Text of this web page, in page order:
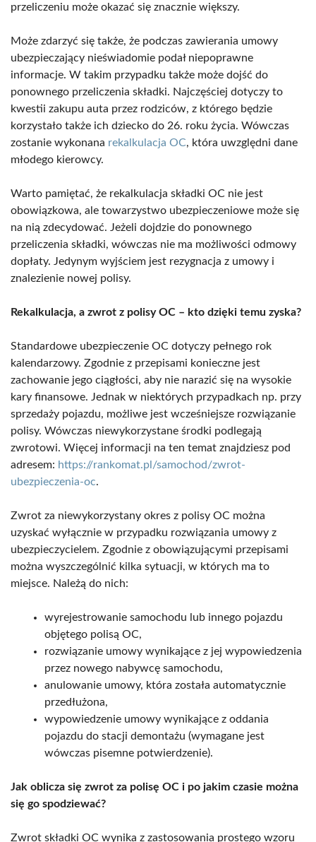
przeliczeniu może okazać się znacznie większy.
Może zdarzyć się także, że podczas zawierania umowy
ubezpieczający nieświadomie podał niepoprawne
informacje. W takim przypadku także może dojść do
ponownego przeliczenia składki. Najczęściej dotyczy to
kwestii zakupu auta przez rodziców, z którego będzie
korzystało także ich dziecko do 26. roku życia. Wówczas
zostanie wykonana rekalkulacja OC, która uwzględni dane
młodego kierowcy.
Warto pamiętać, że rekalkulacja składki OC nie jest
obowiązkowa, ale towarzystwo ubezpieczeniowe może się
na nią zdecydować. Jeżeli dojdzie do ponownego
przeliczenia składki, wówczas nie ma możliwości odmowy
dopłaty. Jedynym wyjściem jest rezygnacja z umowy i
znalezienie nowej polisy.
Rekalkulacja, a zwrot z polisy OC – kto dzięki temu zyska?
Standardowe ubezpieczenie OC dotyczy pełnego rok
kalendarzowy. Zgodnie z przepisami konieczne jest
zachowanie jego ciągłości, aby nie narazić się na wysokie
kary finansowe. Jednak w niektórych przypadkach np. przy
sprzedaży pojazdu, możliwe jest wcześniejsze rozwiązanie
polisy. Wówczas niewykorzystane środki podlegają
zwrotowi. Więcej informacji na ten temat znajdziesz pod
adresem: https://rankomat.pl/samochod/zwrot-
ubezpieczenia-oc.
Zwrot za niewykorzystany okres z polisy OC można
uzyskać wyłącznie w przypadku rozwiązania umowy z
ubezpieczycielem. Zgodnie z obowiązującymi przepisami
można wyszczególnić kilka sytuacji, w których ma to
miejsce. Należą do nich:
wyrejestrowanie samochodu lub innego pojazdu
objętego polisą OC,
rozwiązanie umowy wynikające z jej wypowiedzenia
przez nowego nabywcę samochodu,
anulowanie umowy, która została automatycznie
przedłużona,
wypowiedzenie umowy wynikające z oddania
pojazdu do stacji demontażu (wymagane jest
wówczas pisemne potwierdzenie).
Jak oblicza się zwrot za polisę OC i po jakim czasie można
się go spodziewać?
Zwrot składki OC wynika z zastosowania prostego wzoru